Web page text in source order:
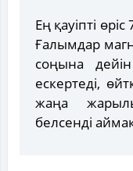
Ең қауіпті
Ғалымдар
соңына
ескертеді,
жаңа
белсенді